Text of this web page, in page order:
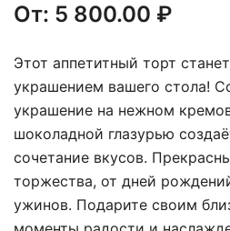
От: 5 800.00 ₽
Этот аппетитный торт
украшением вашего стола!
украшение на нежном
шоколадной глазурью
сочетание вкусов.
торжества, от дней
ужинов. Подарите своим